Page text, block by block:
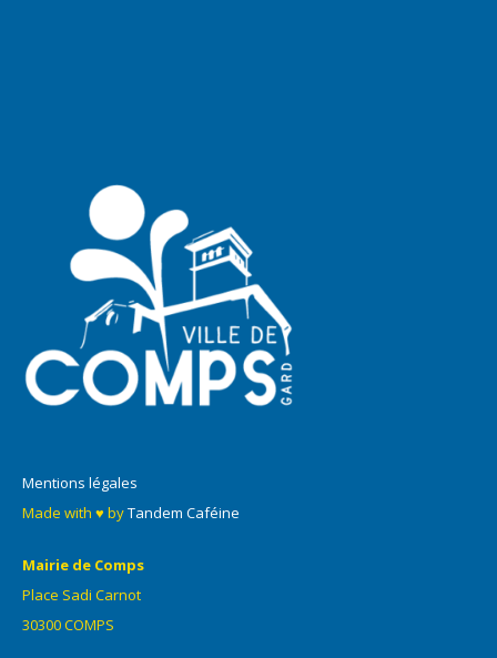
Mentions légales
Made with ♥ byTandem Caféine
Mairie de Comps
Place Sadi Carnot
30300 COMPS